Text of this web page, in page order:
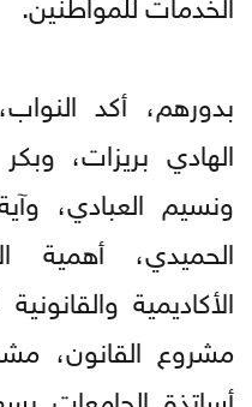
بدورهم، أكد
الهادي بريزات،
ونسيم العبادي،
الحميدي، أهمية
الأكاديمية
مشروع القانون،
أساتذة الجامعات